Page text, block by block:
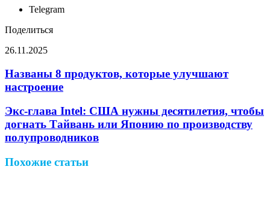
Telegram
Поделиться
26.11.2025
через
электронную
почту
Названы 8 продуктов, которые улучшают
настроение
Экс‑глава Intel: США нужны десятилетия, чтобы
догнать Тайвань или Японию по производству
полупроводников
Похожие статьи